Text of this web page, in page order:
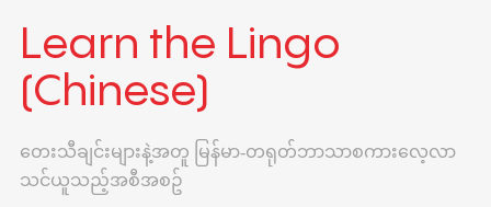
Learn the Lingo
(Chinese)
တေးသီချင်းများနဲ့အတူ မြန်မာ-တရုတ်ဘာသာစကားလေ့လာ
သင်ယူသည့်အစီအစဥ်